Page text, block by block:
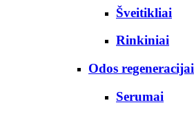
Šveitikliai
Rinkiniai
Odos regeneracijai
Serumai